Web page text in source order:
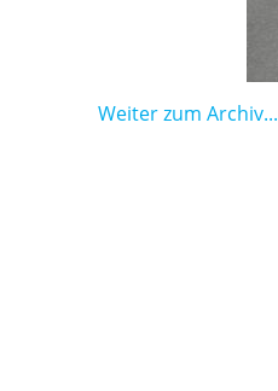
Weiter zum Archiv...